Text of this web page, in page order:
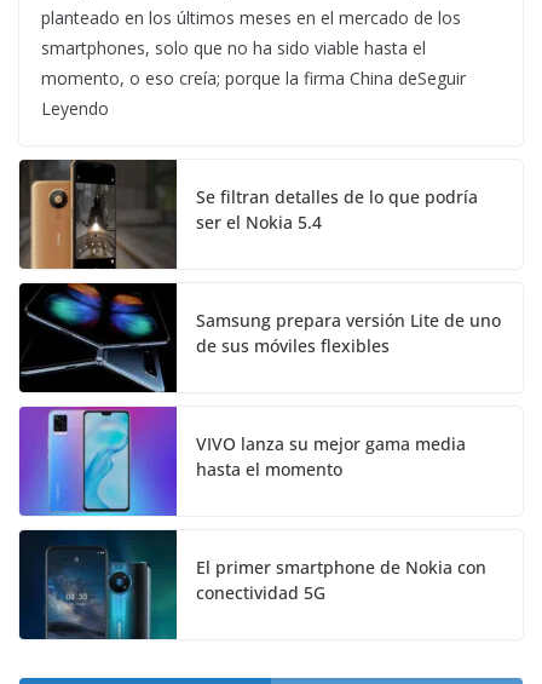
planteado en los últimos meses en el mercado de los
smartphones, solo que no ha sido viable hasta el
momento, o eso creía; porque la firma China deSeguir
Leyendo
Se filtran detalles de lo que podría
ser el Nokia 5.4
Samsung prepara versión Lite de uno
de sus móviles flexibles
VIVO lanza su mejor gama media
hasta el momento
El primer smartphone de Nokia con
conectividad 5G